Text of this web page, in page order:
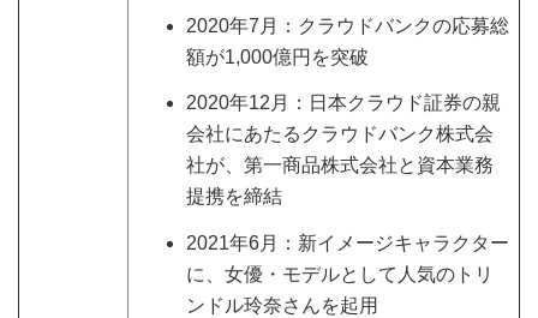
2020年7月：クラウドバンクの応募総
額が1,000億円を突破
2020年12月：日本クラウド証券の親
会社にあたるクラウドバンク株式会
社が、第一商品株式会社と資本業務
提携を締結
2021年6月：新イメージキャラクター
に、女優・モデルとして人気のトリ
ンドル玲奈さんを起用